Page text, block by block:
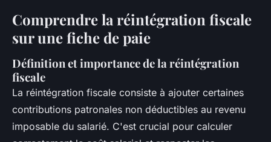
Comprendre la réintégration fiscale
sur une fiche de paie
Définition et importance de la réintégration
fiscale
La réintégration fiscale consiste à ajouter certaines
contributions patronales non déductibles au revenu
imposable du salarié. C'est crucial pour calculer